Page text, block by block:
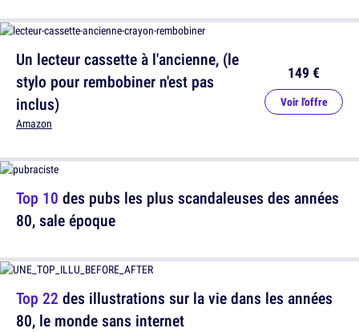
Un lecteur cassette à l'ancienne, (le
stylo pour rembobiner n'est pas
inclus)
Amazon
149 €
Voir l'offre
Top 22 des illustrations sur la vie dans les années
80, le monde sans internet
Top 10 des pubs les plus scandaleuses des années
80, sale époque